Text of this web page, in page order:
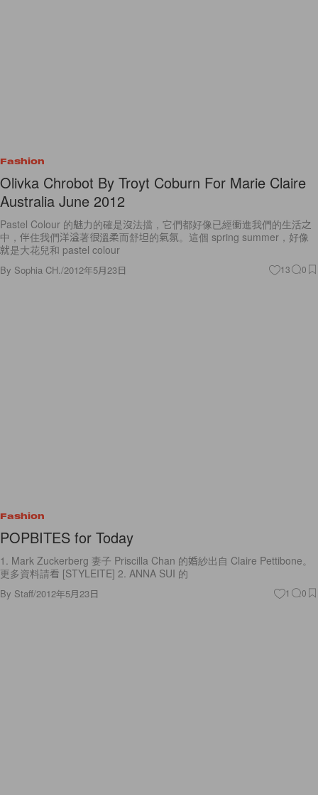
Fashion
Olivka Chrobot By Troyt Coburn For Marie Claire
Australia June 2012
Pastel Colour 的魅力的確是沒法擋，它們都好像已經衝進我們的生活之
中，伴住我們洋溢著很溫柔而舒坦的氣氛。這個 spring summer，好像
就是大花兒和 pastel colour
By Sophia CH./2012年5月23日 13 0
Fashion
POPBITES for Today
1. Mark Zuckerberg 妻子 Priscilla Chan 的婚紗出自 Claire Pettibone。
更多資料請看 [STYLEITE] 2. ANNA SUI 的
By Staff/2012年5月23日 1 0